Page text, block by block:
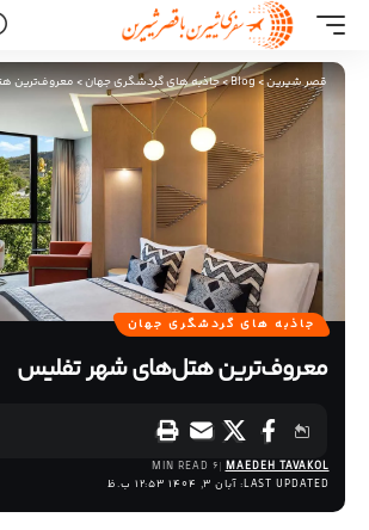
قصر شیرین>
Blog
>جاذبه های گردشگری جهان>‏معروف‌ترین
جاذبه های گردشگری جهان
‏معروف‌ترین هتل‌های شهر تفلیس
LAST UPDATED: آبان 3, 1404 12:53 ب.ظ
MAEDEH TAVAKOL
6 MIN READ